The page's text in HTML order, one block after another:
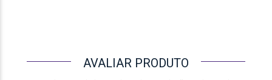
AVALIAR PRODUTO